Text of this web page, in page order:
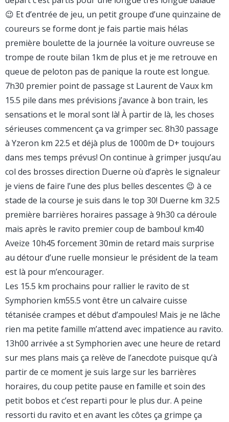
😉 Et d’entrée de jeu, un petit groupe d’une quinzaine de
coureurs se forme dont je fais partie mais hélas
première boulette de la journée la voiture ouvreuse se
trompe de route bilan 1km de plus et je me retrouve en
queue de peloton pas de panique la route est longue.
7h30 premier point de passage st Laurent de Vaux km
15.5 pile dans mes prévisions j’avance à bon train, les
sensations et le moral sont là! À partir de là, les choses
sérieuses commencent ça va grimper sec. 8h30 passage
à Yzeron km 22.5 et déjà plus de 1000m de D+ toujours
dans mes temps prévus! On continue à grimper jusqu’au
col des brosses direction Duerne où d’après le signaleur
je viens de faire l’une des plus belles descentes 😉 à ce
stade de la course je suis dans le top 30! Duerne km 32.5
première barrières horaires passage à 9h30 ca déroule
mais après le ravito premier coup de bambou! km40
Aveize 10h45 forcement 30min de retard mais surprise
au détour d’une ruelle monsieur le président de la team
est là pour m’encourager.
Les 15.5 km prochains pour rallier le ravito de st
Symphorien km55.5 vont être un calvaire cuisse
tétanisée crampes et début d’ampoules! Mais je ne lâche
rien ma petite famille m’attend avec impatience au ravito.
13h00 arrivée a st Symphorien avec une heure de retard
sur mes plans mais ça relève de l’anecdote puisque qu’à
partir de ce moment je suis large sur les barrières
horaires, du coup petite pause en famille et soin des
petit bobos et c’est reparti pour le plus dur. A peine
ressorti du ravito et en avant les côtes ça grimpe ça